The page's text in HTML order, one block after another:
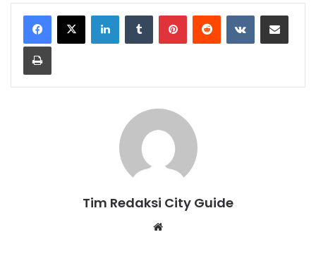
LinkedInTumblr PinterestReddit VKontakteShare via Email
Print
Tim Redaksi City Guide